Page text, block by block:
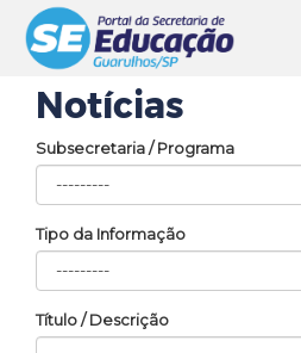
Notícias
Subsecretaria / Programa
Tipo da Informação
Título / Descrição